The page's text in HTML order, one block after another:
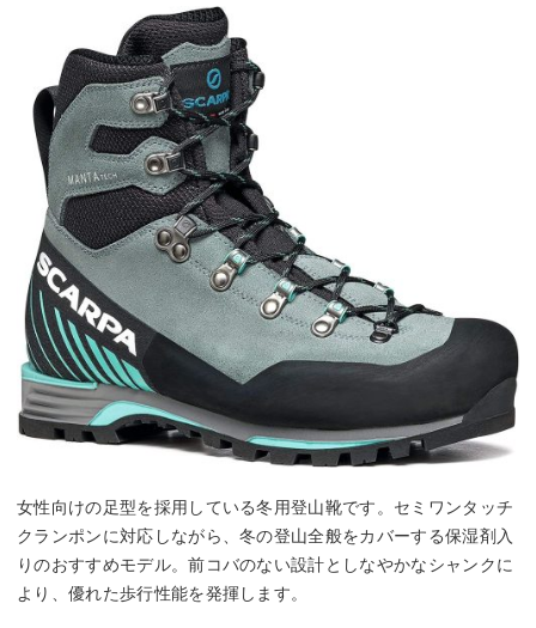
女性向けの足型を採用している冬用登山靴です。セミワンタッチ
クランポンに対応しながら、冬の登山全般をカバーする保湿剤入
りのおすすめモデル。前コバのない設計としなやかなシャンクに
より、優れた歩行性能を発揮します。